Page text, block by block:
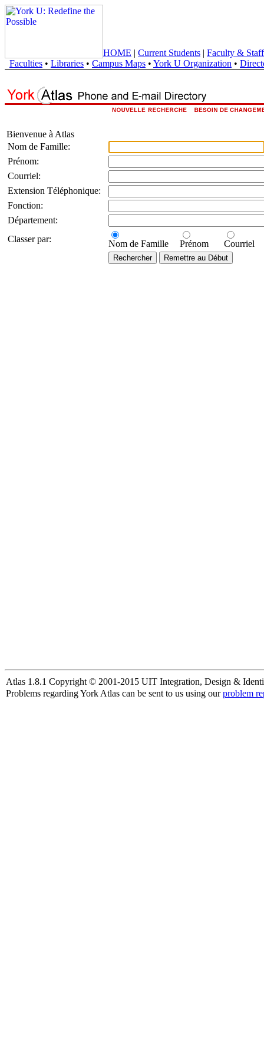
HOME | Current Students | Faculty & Staff
Faculties • Libraries • Campus Maps • York U Organization •
Bienvenue à Atlas
Nom de Famille:
Prénom:
Courriel:
Extension Téléphonique:
Fonction:
Département:
Classer par:
Nom de Famille Prénom Courriel
Atlas 1.8.1 Copyright © 2001-2015 UIT Integration, Design &
Problems regarding York Atlas can be sent to us using ourproblem